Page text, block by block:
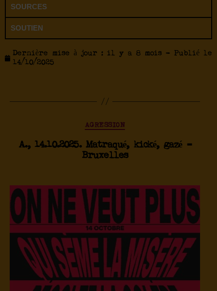
SOURCES
SOUTIEN
Dernière mise à jour : il y a 8 mois - Publié le
14/10/2025
AGRESSION
A., 14.10.2025. Matraqué, kické, gazé –
Bruxelles